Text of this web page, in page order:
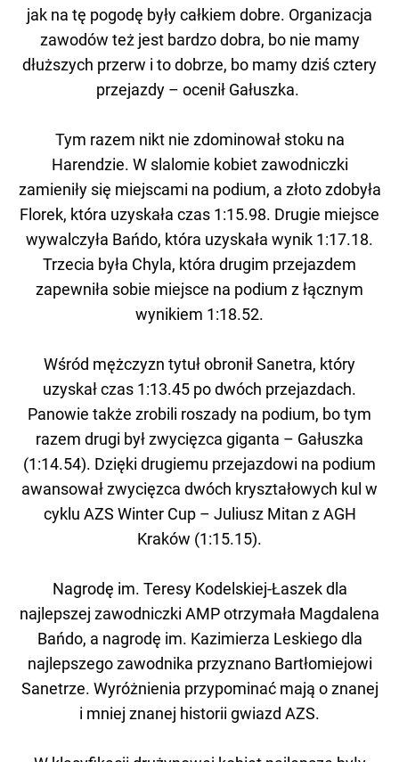
jak na tę pogodę były całkiem dobre. Organizacja
zawodów też jest bardzo dobra, bo nie mamy
dłuższych przerw i to dobrze, bo mamy dziś cztery
przejazdy – ocenił Gałuszka.
Tym razem nikt nie zdominował stoku na
Harendzie. W slalomie kobiet zawodniczki
zamieniły się miejscami na podium, a złoto zdobyła
Florek, która uzyskała czas 1:15.98. Drugie miejsce
wywalczyła Bańdo, która uzyskała wynik 1:17.18.
Trzecia była Chyla, która drugim przejazdem
zapewniła sobie miejsce na podium z łącznym
wynikiem 1:18.52.
Wśród mężczyzn tytuł obronił Sanetra, który
uzyskał czas 1:13.45 po dwóch przejazdach.
Panowie także zrobili roszady na podium, bo tym
razem drugi był zwycięzca giganta – Gałuszka
(1:14.54). Dzięki drugiemu przejazdowi na podium
awansował zwycięzca dwóch kryształowych kul w
cyklu AZS Winter Cup – Juliusz Mitan z AGH
Kraków (1:15.15).
Nagrodę im. Teresy Kodelskiej-Łaszek dla
najlepszej zawodniczki AMP otrzymała Magdalena
Bańdo, a nagrodę im. Kazimierza Leskiego dla
najlepszego zawodnika przyznano Bartłomiejowi
Sanetrze. Wyróżnienia przypominać mają o znanej
i mniej znanej historii gwiazd AZS.